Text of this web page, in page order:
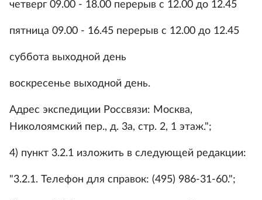
четверг 09.00 - 18.00 перерыв с 12.00 до 12.45
пятница 09.00 - 16.45 перерыв с 12.00 до 12.45
суббота выходной день
воскресенье выходной день.
Адрес экспедиции Россвязи: Москва,
Николоямский пер., д. 3а, стр. 2, 1 этаж.";
4) пункт 3.2.1 изложить в следующей редакции:
"3.2.1. Телефон для справок: (495) 986-31-60.";